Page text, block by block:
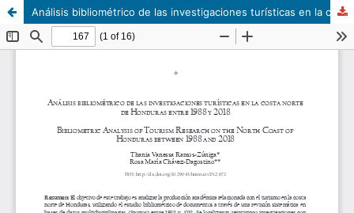
Análisis bibliométrico de las investigaciones turísticas en la costa norte de Honduras entre 1988 y 2018